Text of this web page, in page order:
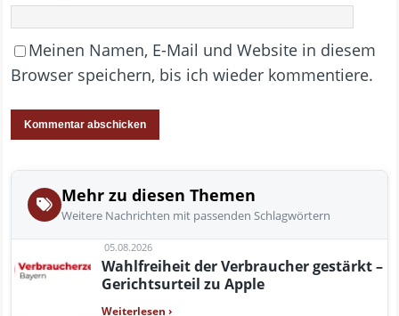
Meinen Namen, E-Mail und Website in diesem
Browser speichern, bis ich wieder kommentiere.
Mehr zu diesen Themen
Weitere Nachrichten mit passenden Schlagwörtern
05.08.2026
Wahlfreiheit der Verbraucher gestärkt –
Gerichtsurteil zu Apple
Weiterlesen ›